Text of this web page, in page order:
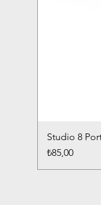
Studio 8
Fiyat
₺85,00